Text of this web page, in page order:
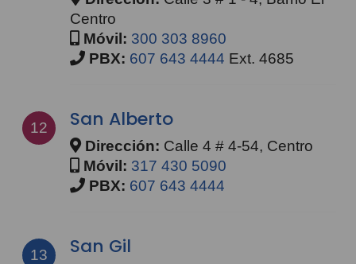
Centro
Móvil: 300 303 8960
PBX: 607 643 4444 Ext. 4685
12 San Alberto
Dirección: Calle 4 # 4-54, Centro
Móvil: 317 430 5090
PBX: 607 643 4444
13 San Gil